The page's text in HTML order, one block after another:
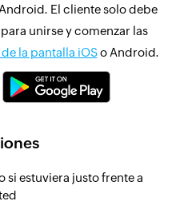
El cliente solo debe
unirse y comenzar las
la pantalla iOSo Android.
estuviera justo frente a